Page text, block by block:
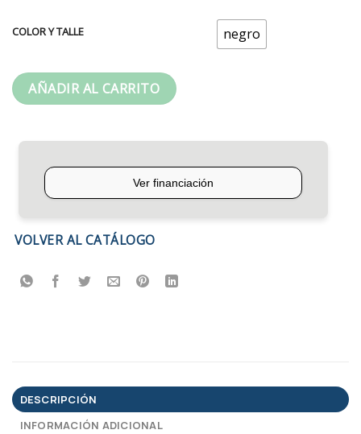
COLOR Y TALLE negro
AÑADIR AL CARRITO
VOLVER AL CATÁLOGO
DESCRIPCIÓN
INFORMACIÓN ADICIONAL